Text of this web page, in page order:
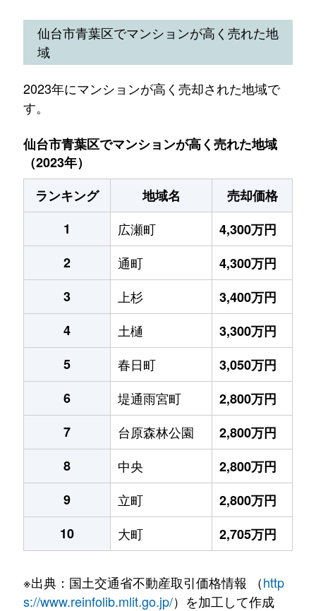
仙台市青葉区でマンションが高く売れた地
域
2023年にマンションが高く売却された地域で
す。
仙台市青葉区でマンションが高く売れた地域
（2023年）
ランキング
地域名
売却価格
1
広瀬町
4,300万円
2
通町
4,300万円
3
上杉
3,400万円
4
土樋
3,300万円
5
春日町
3,050万円
6
堤通雨宮町
2,800万円
7
台原森林公園
2,800万円
8
中央
2,800万円
9
立町
2,800万円
10
大町 2,705万円
※出典：国土交通省不動産取引価格情報 （http
s://www.reinfolib.mlit.go.jp/）を加工して作成